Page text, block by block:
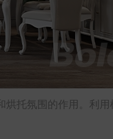
托氛围的作用。利用